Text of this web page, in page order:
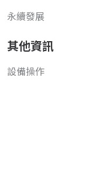
永續發展
其他資訊
設備操作